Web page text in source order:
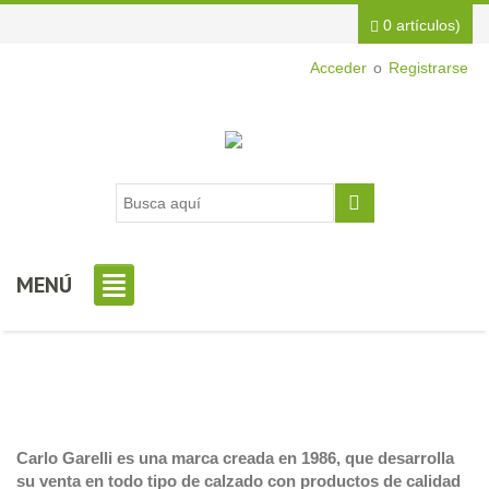
Acceder o Registrarse
0 artículos)
MENÚ
Carlo Garelli es una marca creada en 1986, que desarrolla
su venta en todo tipo de calzado con productos de calidad